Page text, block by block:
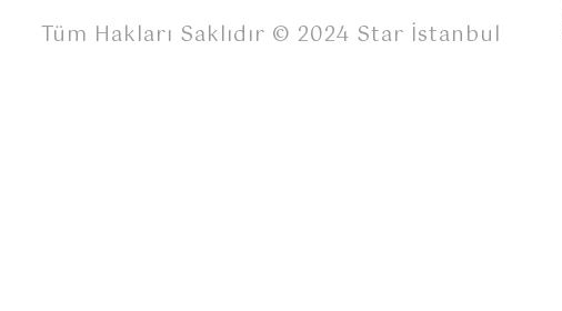
Tüm Hakları Saklıdır © 2024 Star İstanbul